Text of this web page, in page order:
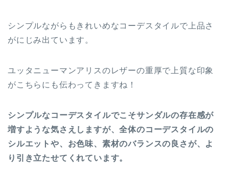
シンプルながらもきれいめなコーデスタイルで上品さ
がにじみ出ています。
ユッタニューマンアリスのレザーの重厚で上質な印象
がこちらにも伝わってきますね！
シンプルなコーデスタイルでこそサンダルの存在感が
増すような気さえしますが、全体のコーデスタイルの
シルエットや、お色味、素材のバランスの良さが、よ
り引き立たせてくれています。